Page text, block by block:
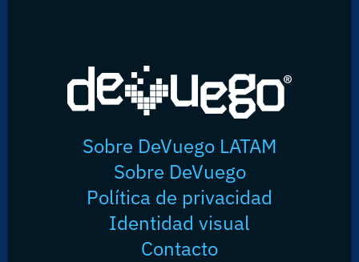
Sobre DeVuego LATAM
Sobre DeVuego
Política de privacidad
Identidad visual
Contacto